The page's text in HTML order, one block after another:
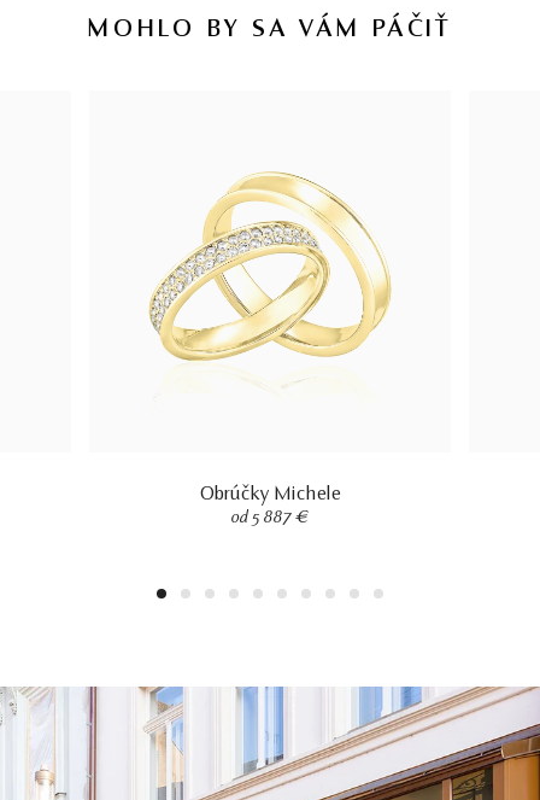
MOHLO BY SA VÁM PÁČIŤ
Obrúčky Michele
od 5 887 €
1 2 3 4 5 6 7 8 9 10